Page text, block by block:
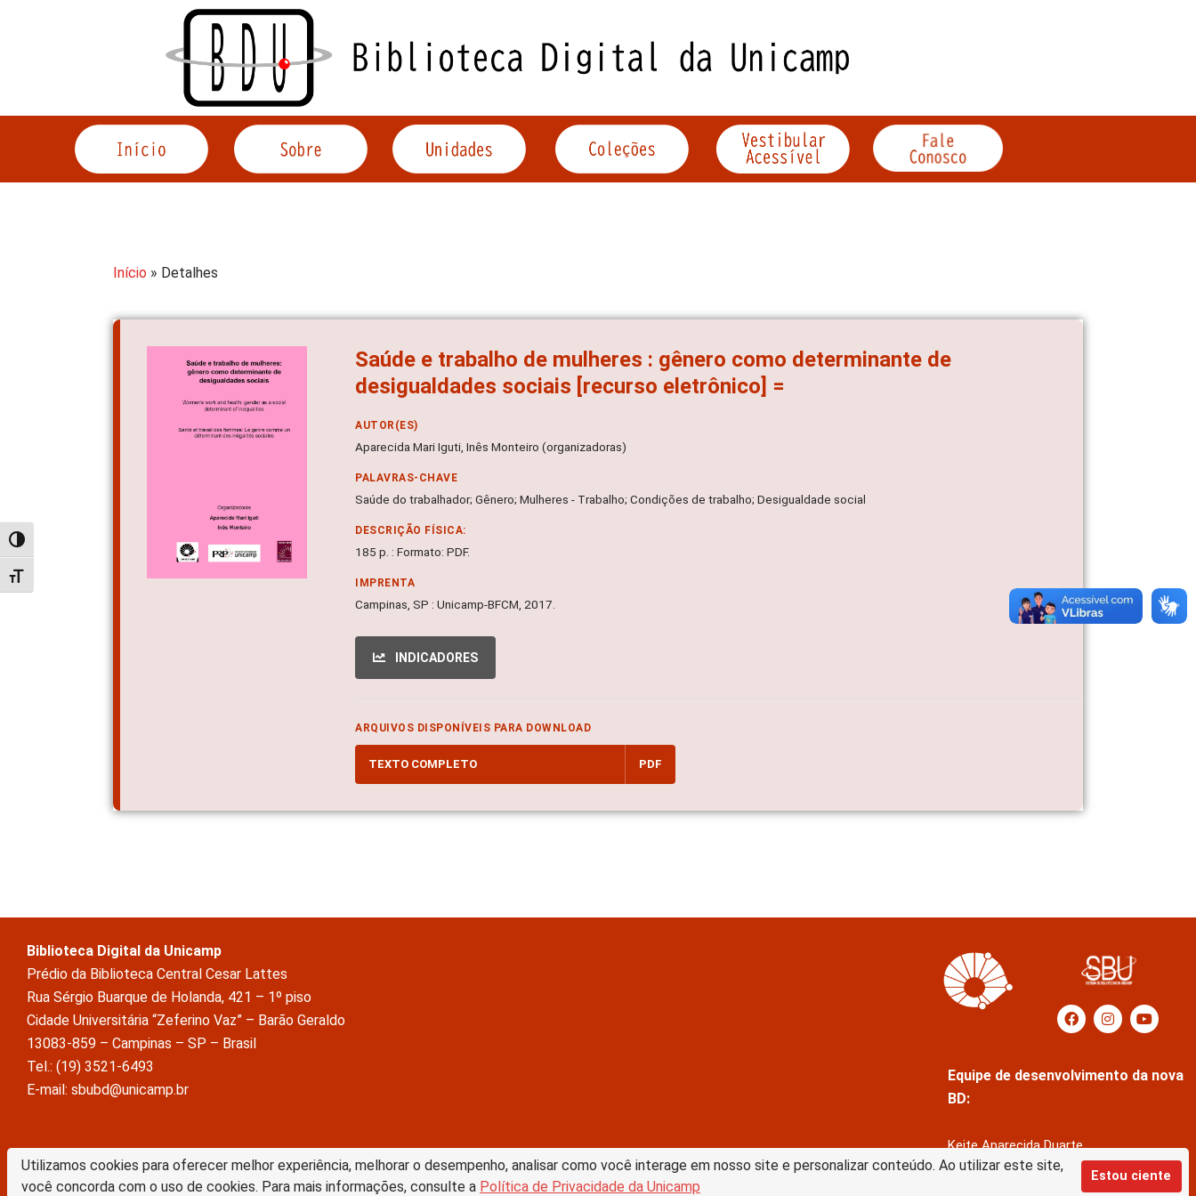
Utilizamos cookies para oferecer melhor experiência, melhorar o desempenho, analisar como você interage em nosso site e personalizar conteúdo. Ao utilizar este site,
você concorda com o uso de cookies. Para mais informações, consulte a Política de Privacidade da Unicamp
Estou ciente
Alternar alto contraste
Alternar tamanho da fonte
Início » Detalhes
Saúde e trabalho de mulheres : gênero como determinante de
desigualdades sociais [recurso eletrônico] =
AUTOR(ES)
Aparecida Mari Iguti, Inês Monteiro (organizadoras)
PALAVRAS-CHAVE
Saúde do trabalhador; Gênero; Mulheres - Trabalho; Condições de trabalho; Desigualdade social
DESCRIÇÃO FÍSICA:
185 p. : Formato: PDF.
IMPRENTA
Campinas, SP : Unicamp-BFCM, 2017.
INDICADORES
ARQUIVOS DISPONÍVEIS PARA DOWNLOAD
TEXTO COMPLETO PDF
Biblioteca Digital da Unicamp
Prédio da Biblioteca Central Cesar Lattes
Rua Sérgio Buarque de Holanda, 421 – 1º piso
Cidade Universitária “Zeferino Vaz” – Barão Geraldo
13083-859 – Campinas – SP – Brasil
Tel.: (19) 3521-6493
E-mail: sbubd@unicamp.br
A Biblioteca Digital da Unicamp está licenciado com uma Licença Creative Commons –
Atribuição Sem Derivações 4.0 Internacional
Equipe de desenvolvimento da nova
BD:
Keite Aparecida Duarte
Márcio Vinícius de Jesus Almeida
Saul Victor de Castro e Silva